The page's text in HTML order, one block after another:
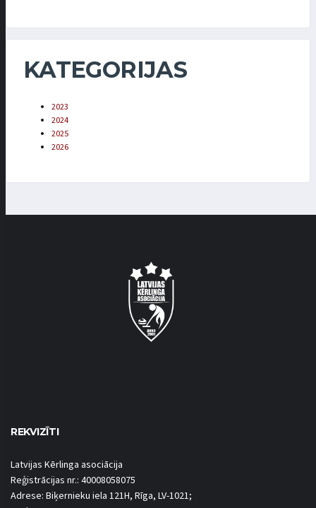
KATEGORIJAS
2023
2024
2025
2026
REKVIZĪTI
Latvijas Kērlinga asociācija
Reģistrācijas nr.: 40008058075
Adrese: Biķernieku iela 121H, Rīga, LV-1021;